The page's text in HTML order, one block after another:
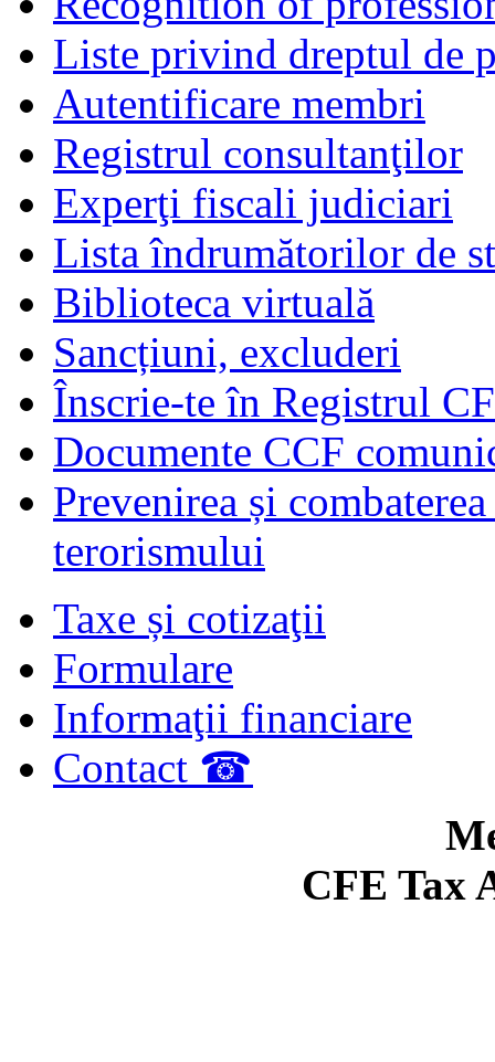
Liste privind dreptul de
Autentificare membri
Registrul consultanţilor
Experţi fiscali judiciari
Lista îndrumătorilor de
Biblioteca virtuală
Sancțiuni, excluderi
Înscrie-te în Registrul
Documente CCF
Prevenirea și
terorismului
Taxe și cotizaţii
Formulare
Informaţii financiare
Contact ☎
CFE Tax